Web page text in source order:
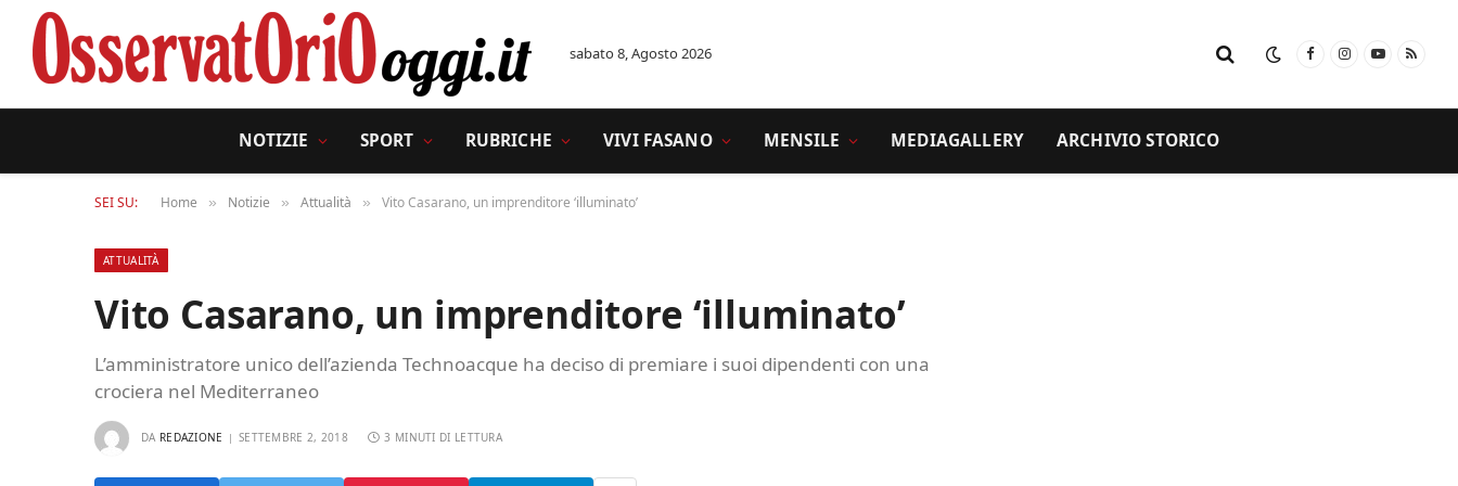
sabato 8, Agosto 2026 FacebookInstagram
YouTube
RSS
NOTIZIE SPORT RUBRICHE VIVI FASANO MENSILE MEDIAGALLERY ARCHIVIO STORICO
SEI SU: Home » Notizie » Attualità » Vito Casarano, un imprenditore ‘illuminato’
ATTUALITÀ
Vito Casarano, un imprenditore ‘illuminato’
L’amministratore unico dell’azienda Technoacque ha deciso di premiare i suoi dipendenti con una
crociera nel Mediterraneo
DA REDAZIONE SETTEMBRE 2, 2018 3 MINUTI DI LETTURA